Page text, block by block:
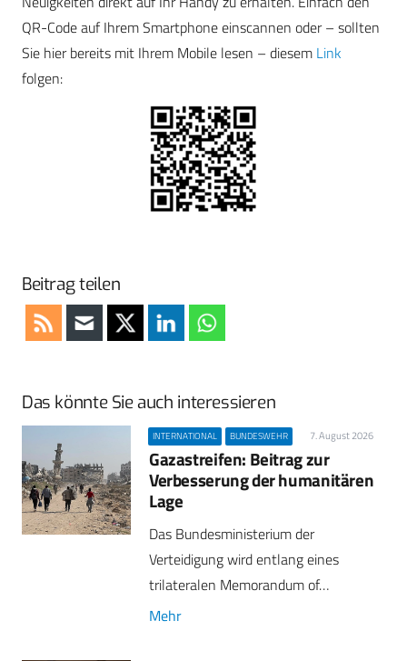
QR-Code auf Ihrem Smartphone einscannen oder – sollten
Sie hier bereits mit Ihrem Mobile lesen – diesem Link
folgen:
Beitrag teilen
Das könnte Sie auch interessieren
INTERNATIONAL BUNDESWEHR 7. August 2026
Gazastreifen: Beitrag zur
Verbesserung der humanitären
Lage
Das Bundesministerium der
Verteidigung wird entlang eines
trilateralen Memorandum of…
Mehr